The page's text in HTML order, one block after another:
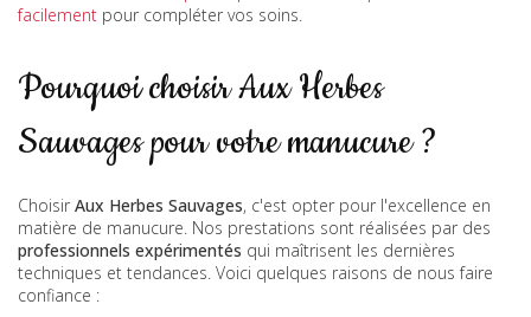
facilement pour compléter vos soins.
Pourquoi choisir Aux Herbes
Sauvages pour votre manucure ?
Choisir Aux Herbes Sauvages, c'est opter pour l'excellence en
matière de manucure. Nos prestations sont réalisées par des
professionnels expérimentés qui maîtrisent les dernières
techniques et tendances. Voici quelques raisons de nous faire
confiance :